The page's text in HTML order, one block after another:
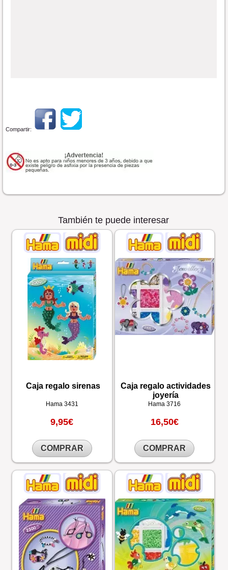
Compartir:
También te puede interesar
Caja regalo sirenas
Hama 3431
9,95€
COMPRAR
Caja regalo actividades
joyería
Hama 3716
16,50€
COMPRAR